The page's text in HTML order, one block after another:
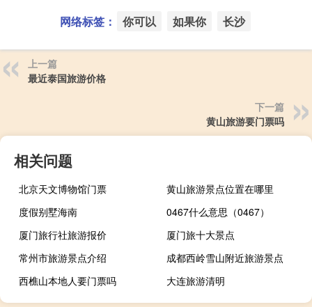
网络标签： 你可以 如果你 长沙
上一篇
最近泰国旅游价格
下一篇
黄山旅游要门票吗
相关问题
北京天文博物馆门票
黄山旅游景点位置在哪里
度假别墅海南
0467什么意思（0467）
厦门旅行社旅游报价
厦门旅十大景点
常州市旅游景点介绍
成都西岭雪山附近旅游景点
西樵山本地人要门票吗
大连旅游清明